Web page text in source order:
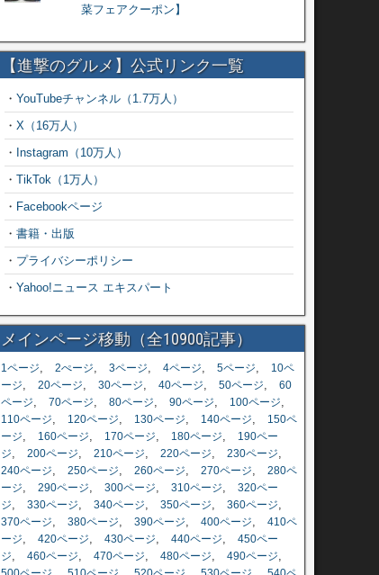
菜フェアクーポン】
【進撃のグルメ】公式リンク一覧
・ YouTubeチャンネル（1.7万人）
・ X（16万人）
・ Instagram（10万人）
・ TikTok（1万人）
・ Facebookページ
・ 書籍・出版
・ プライバシーポリシー
・ Yahoo!ニュース エキスパート
メインページ移動（全10900記事）
1ページ, 2ぺージ, 3ページ, 4ページ, 5ページ,
10ペ
ージ, 20ページ, 30ページ, 40ページ, 50ページ, 60
ページ, 70ページ, 80ページ, 90ページ, 100ページ,
110ページ, 120ページ, 130ページ, 140ページ,
150ペ
ージ, 160ページ, 170ページ, 180ページ,
190ペー
ジ, 200ページ, 210ページ, 220ページ, 230ページ,
240ページ, 250ページ, 260ページ, 270ページ, 280ペ
ージ, 290ページ, 300ページ, 310ページ, 320ペー
ジ, 330ページ, 340ページ, 350ページ, 360ページ,
370ページ, 380ページ, 390ページ, 400ページ, 410ペ
ージ, 420ページ, 430ページ, 440ページ, 450ペー
ジ, 460ページ, 470ページ, 480ページ, 490ページ,